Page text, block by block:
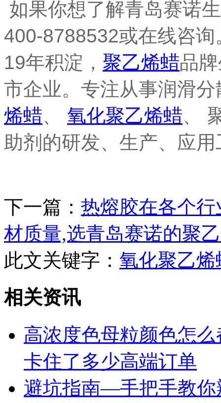
如果你想了解青岛赛诺
400-8788532或在线咨
19年积淀， 聚乙烯蜡品
市企业。专注从事润滑
烯蜡、 氧化聚乙烯蜡、
助剂的研发、生产、应用
下一篇： 热熔胶在各个
材质量,选青岛赛诺的聚
此文关键字： 氧化聚乙烯
相关资讯
高浓度色母粒颜色怎
卡住了多少高端订单
避坑指南—手把手教你